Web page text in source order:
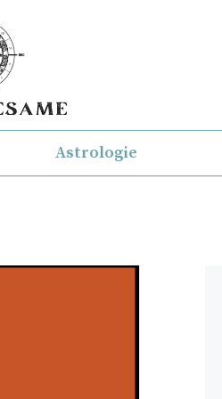
Astrologie